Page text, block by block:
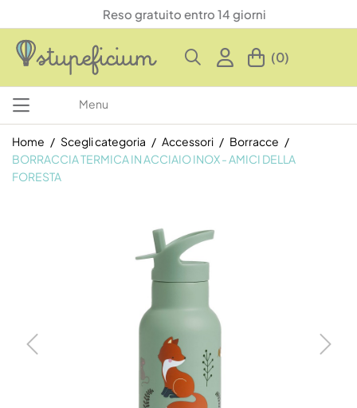
Reso gratuito entro 14 giorni
(0)
Menu
Home Scegli categoria Accessori
Borracce
BORRACCIA TERMICA IN ACCIAIO INOX - AMICI DELLA
FORESTA